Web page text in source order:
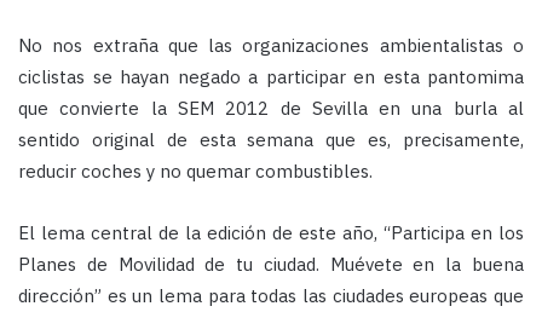
No nos extraña que las organizaciones ambientalistas o
ciclistas se hayan negado a participar en esta pantomima
que convierte la SEM 2012 de Sevilla en una burla al
sentido original de esta semana que es, precisamente,
reducir coches y no quemar combustibles.
El lema central de la edición de este año, “Participa en los
Planes de Movilidad de tu ciudad. Muévete en la buena
dirección” es un lema para todas las ciudades europeas que